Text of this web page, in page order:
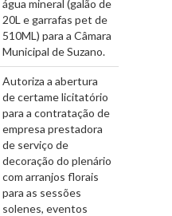
água mineral (galão de
20L e garrafas pet de
510ML) para a Câmara
Municipal de Suzano.
Autoriza a abertura
de certame licitatório
para a contratação de
empresa prestadora
de serviço de
decoração do plenário
com arranjos florais
para as sessões
solenes, eventos